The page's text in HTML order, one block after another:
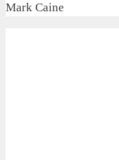
Mark Caine